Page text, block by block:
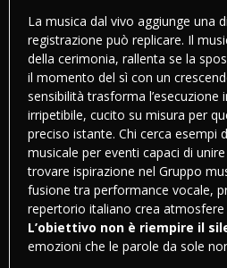
La musica dal vivo aggiunge una
registrazione può replicare. Il
della cerimonia, rallenta se la
il momento del sì con un
sensibilità trasforma l’esecuzione
irripetibile, cucito su misura per
preciso istante. Chi cerca esempi
musicale per eventi capaci di
trovare ispirazione nel Gruppo
fusione tra performance vocale,
repertorio italiano crea
L’obiettivo non è riempire il
emozioni che le parole da sole